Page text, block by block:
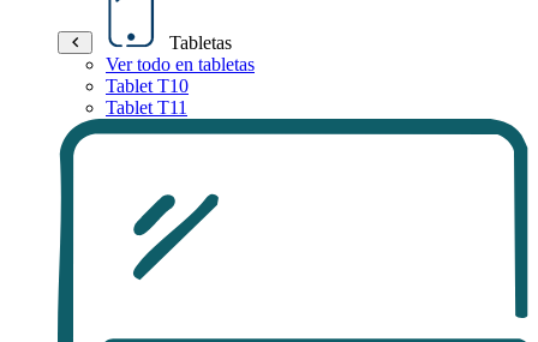
Tabletas
Ver todo en tabletas
Tablet T10
Tablet T11